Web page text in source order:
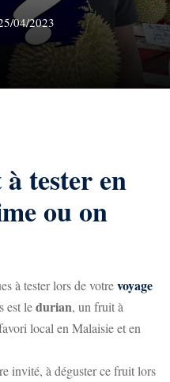
04/2023
tester en
ou on
à tester lors de votrevoyage
est ledurian, un fruit à
local en Malaisie et en
invité, à déguster ce fruit lors